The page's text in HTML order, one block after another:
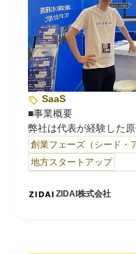
SaaS
■事業概要
弊社は代表が経験した
しました。
祖父が大工、親族が建
身近にある家庭環境で
らしを創っている建設
業界をテクノロジーの
創業フェーズ（シード・
地方スタートアップ
ZIDAI株式会社